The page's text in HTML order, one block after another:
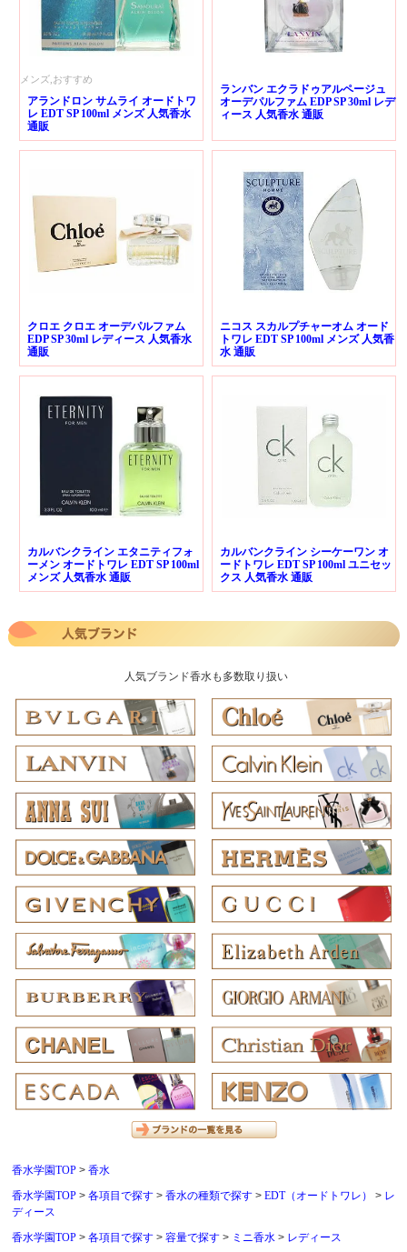
メンズ,おすすめ
アランドロン サムライ オードトワ
レ EDT SP 100ml メンズ 人気香水
通販
ランバン エクラドゥアルページュ
オーデパルファム EDP SP 30ml レデ
ィース 人気香水 通販
クロエ クロエ オーデパルファム
EDP SP 30ml レディース 人気香水
通販
ニコス スカルプチャーオム オード
トワレ EDT SP 100ml メンズ 人気香
水 通販
カルバンクライン エタニティフォ
ーメン オードトワレ EDT SP 100ml
メンズ 人気香水 通販
カルバンクライン シーケーワン オ
ードトワレ EDT SP 100ml ユニセッ
クス 人気香水 通販
人気ブランド香水も多数取り扱い
香水学園TOP
香水
香水学園TOP
各項目で探す 香水の種類で探す EDT（オードトワレ）
レ
ディース
香水学園TOP
各項目で探す 容量で探す ミニ香水 レディース